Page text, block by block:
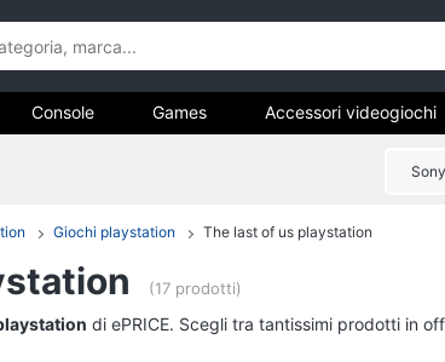
Console
PS5 console
Games
Console Games Accessori videogiochi
Giochi playstation The last of us playstation
(17 prodotti)
di ePRICE. Scegli tra tantissimi prodotti in